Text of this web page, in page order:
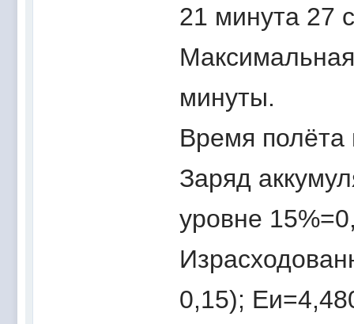
21 минута 27
минуты.
Время полёта
Заряд
уровне
0,15);